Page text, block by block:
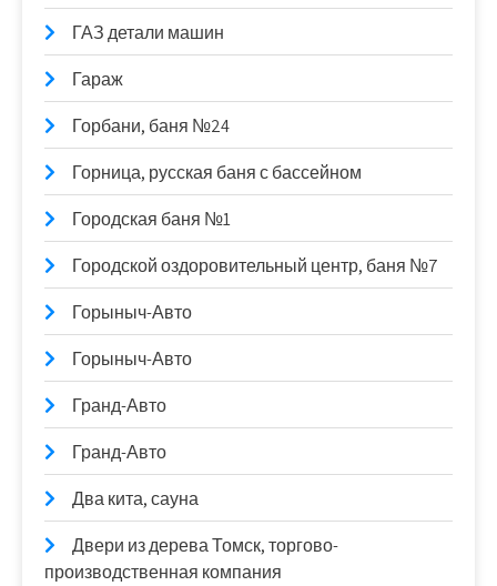
ГАЗ детали машин
Гараж
Горбани, баня №24
Горница, русская баня с бассейном
Городская баня №1
Городской оздоровительный центр, баня №7
Горыныч-Авто
Горыныч-Авто
Гранд-Авто
Гранд-Авто
Два кита, сауна
Двери из дерева Томск, торгово-
производственная компания